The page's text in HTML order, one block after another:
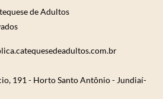
191 - Horto Santo Antônio - Jundiaí-
de Adultos